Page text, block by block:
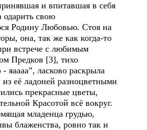
и впитавшая в себя
одарить свою
Родину Любовью. Стоя на
она, так же как когда-то
встрече с любимым
Предков [3], тихо
яаааа”, ласково раскрыла
из её ладоней разноцветными
прекрасные цветы,
Красотой всё вокруг.
младенца грудью,
блаженства, ровно так и